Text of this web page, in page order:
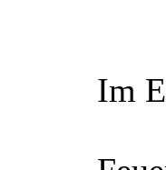
Im